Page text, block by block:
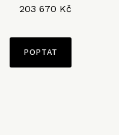
203 670 Kč
POPTAT